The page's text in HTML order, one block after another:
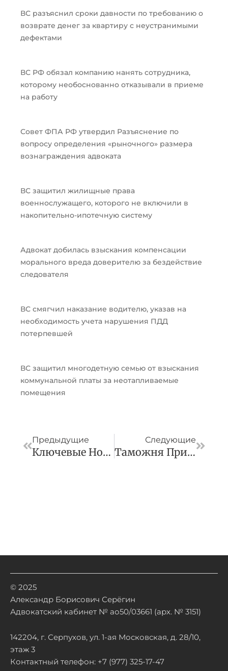
ВС разъяснил сроки давности по требованию о
возврате денег за квартиру с неустранимыми
дефектами
ВС РФ обязал компанию нанять сотрудника,
которому необоснованно отказывали в приеме
на работу
Совет ФПА РФ утвердил Разъяснение по
вопросу определения «рыночного» размера
вознаграждения адвоката
ВС защитил жилищные права
военнослужащего, которого не включили в
накопительно-ипотечную систему
Адвокат добилась взыскания компенсации
морального вреда доверителю за бездействие
следователя
ВС смягчил наказание водителю, указав на
необходимость учета нарушения ПДД
потерпевшей
ВС защитил многодетную семью от взыскания
коммунальной платы за неотапливаемые
помещения
Предыдущие
Ключевые Новости О Деятельности Правкомиссии От Заместителя Министра Финансов И. А. Чебескова
Следующие
Таможня Призвала Клеить Акцизные Марки На Алкоголь В России Вместо
© 2025
Александр Борисович Серёгин
Адвокатский кабинет № ао50/03661 (арх. № 3151)
142204, г. Серпухов, ул. 1-ая Московская, д. 28/10,
этаж 3
Контактный телефон: +7 (977) 325-17-47